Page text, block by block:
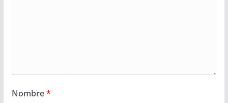
Nombre*